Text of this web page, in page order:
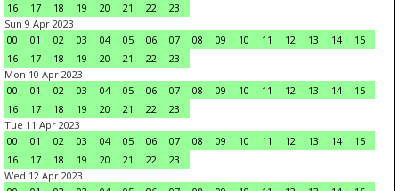
16
17 18 19 20 21 22
23
Sun 9 Apr 2023
00
01 02 03 04 05 06 07 08 09 10 11 12 13 14
15
16
17 18 19 20 21 22
23
Mon 10 Apr 2023
00
01 02 03 04 05 06 07 08 09 10 11 12 13 14
15
16
17 18 19 20 21 22
23
Tue 11 Apr 2023
00
01 02 03 04 05 06 07 08 09 10 11 12 13 14
15
16
17 18 19 20 21 22
23
Wed 12 Apr 2023